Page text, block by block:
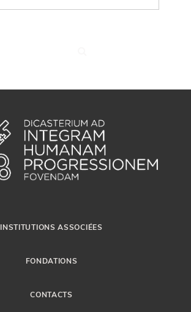
INSTITUTIONS ASSOCIÉES
FONDATIONS
CONTACTS